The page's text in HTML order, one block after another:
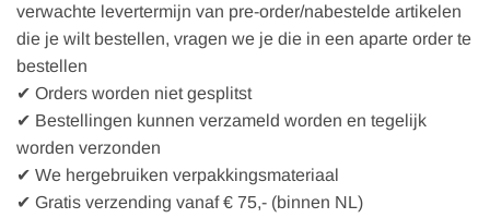
verwachte levertermijn van pre-order/nabestelde artikelen
die je wilt bestellen, vragen we je die in een aparte order te
bestellen
✔ Orders worden niet gesplitst
✔ Bestellingen kunnen verzameld worden en tegelijk
worden verzonden
✔ We hergebruiken verpakkingsmateriaal
✔ Gratis verzending vanaf € 75,- (binnen NL)